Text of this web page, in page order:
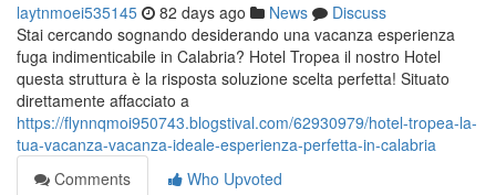
laytnmoei535145 82 days ago News
Discuss
Stai cercando sognando desiderando una vacanza esperienza
fuga indimenticabile in Calabria? Hotel Tropea il nostro Hotel
questa struttura è la risposta soluzione scelta perfetta! Situato
direttamente affacciato a
https://flynnqmoi950743.blogstival.com/62930979/hotel-tropea-la-
tua-vacanza-vacanza-ideale-esperienza-perfetta-in-calabria
Comments
Who Upvoted